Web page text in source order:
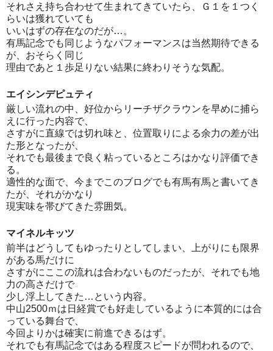
それさえ持ち合わせて生まれてきていたら、Ｇ１を１つく
らいは獲れていても
いいはずの存在なのだが…。
有馬記念でも同じようなパフォーマンスは当然期待できる
が、おそらく同じ
理由であと１歩足りない結果に終わりそうな気配。
エイシンデピュティ
厳しい流れの中、好位からリーチザクラウンを早めに捕ら
えに行った内容で、
さすがに直線では切れ味と、位置取りによる余力の差が出
た形となったが、
それでも最後まで良く粘っているところはかなり評価でき
る。
適性的な面で、今までこのブログでも有馬有馬と書いてき
たが、それがかなり
現実味を帯びてきた雰囲気。
マイネルキッツ
前半はどうしてもゆったりとしてしまい、上がりにも限界
がある馬だけに
さすがにここの流れは合わないものだったが、それでも地
力の高さだけで
少し浮上してきた…という内容。
中山2500ｍは日経賞でも好走しているように本質的には合
っている舞台で、
今回よりかは確実に前進できるはず。
それでも有馬記念ではある程度スピードが問われるので、